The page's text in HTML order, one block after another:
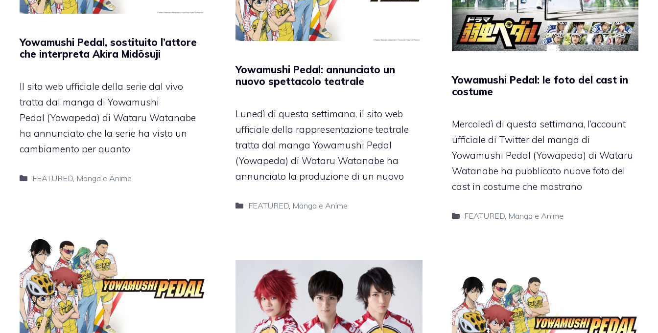
Yowamushi Pedal, sostituito l’attore
che interpreta Akira Midōsuji
Il sito web ufficiale della serie dal vivo
tratta dal manga di Yowamushi
Pedal (Yowapeda) di Wataru Watanabe
ha annunciato che la serie ha visto un
cambiamento per quanto
Categorie
FEATURED, Manga e Anime
Yowamushi Pedal: le foto del cast in
costume
Mercoledì di questa settimana, l’account
ufficiale di Twitter del manga di
Yowamushi Pedal (Yowapeda) di Wataru
Watanabe ha pubblicato nuove foto del
cast in costume che mostrano
Categorie
FEATURED, Manga e Anime
Yowamushi Pedal: annunciato un
nuovo spettacolo teatrale
Lunedì di questa settimana, il sito web
ufficiale della rappresentazione teatrale
tratta dal manga Yowamushi Pedal
(Yowapeda) di Wataru Watanabe ha
annunciato la produzione di un nuovo
Categorie
FEATURED, Manga e Anime